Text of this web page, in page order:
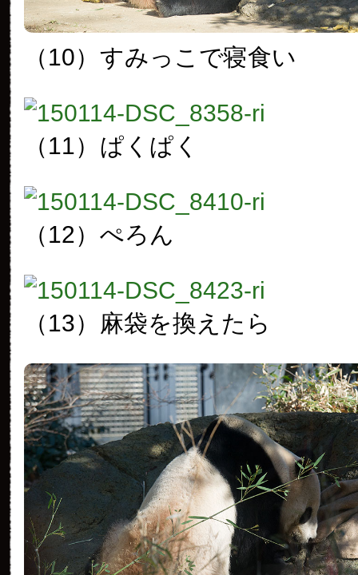
（10） すみっこで寝食い
（11） ぱくぱく
（12） ぺろん
（13） 麻袋を換えたら